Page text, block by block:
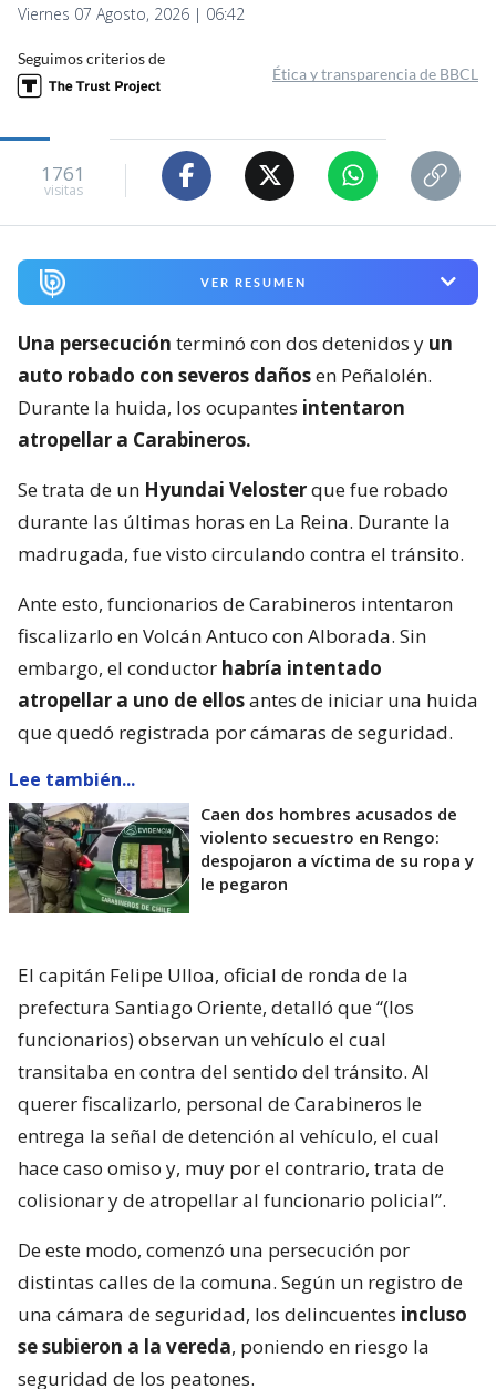
Viernes 07 Agosto, 2026 | 06:42
Seguimos criterios de
Ética y transparencia de BBCL
1761
visitas
VER RESUMEN
Una persecución terminó con dos detenidos y un
auto robado con severos dañosen Peñalolén.
Durante la huida, los ocupantes intentaron
atropellar a Carabineros.
Se trata de un Hyundai Velosterque fue robado
durante las últimas horas en La Reina. Durante la
madrugada, fue visto circulando contra el tránsito.
Ante esto, funcionarios de Carabineros intentaron
fiscalizarlo en Volcán Antuco con Alborada. Sin
embargo, el conductor habría intentado
atropellar a uno de ellosantes de iniciar una huida
que quedó registrada por cámaras de seguridad.
Lee también...
Caen dos hombres acusados de
violento secuestro en Rengo:
despojaron a víctima de su ropa y
le pegaron
El capitán Felipe Ulloa, oficial de ronda de la
prefectura Santiago Oriente, detalló que “(los
funcionarios) observan un vehículo el cual
transitaba en contra del sentido del tránsito. Al
querer fiscalizarlo, personal de Carabineros le
entrega la señal de detención al vehículo, el cual
hace caso omiso y, muy por el contrario, trata de
colisionar y de atropellar al funcionario policial”.
De este modo, comenzó una persecución por
distintas calles de la comuna. Según un registro de
una cámara de seguridad, los delincuentes incluso
se subieron a la vereda, poniendo en riesgo la
seguridad de los peatones.